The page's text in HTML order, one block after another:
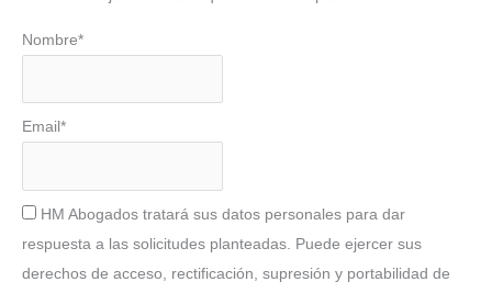
Nombre*
Email*
HM Abogados tratará sus datos personales para dar
respuesta a las solicitudes planteadas. Puede ejercer sus
derechos de acceso, rectificación, supresión y portabilidad de